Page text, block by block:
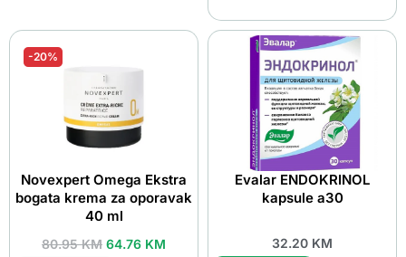
-20%
Novexpert Omega Ekstra
bogata krema za oporavak
40 ml
80.95KM 64.76 KM
Evalar ENDOKRINOL
kapsule a30
32.20 KM